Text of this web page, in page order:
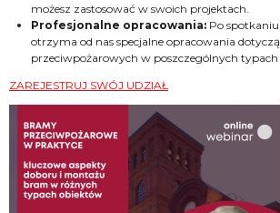
możesz zastosować w swoich projektach.
Profesjonalne opracowania: Po
otrzyma od nas specjalne opracowania
przeciwpożarowych w poszczególnych
ZAREJESTRUJ SWÓJ UDZIAŁ